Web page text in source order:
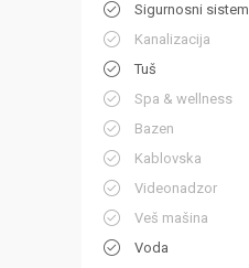
Sigurnosni sistem
Kanalizacija
Tuš
Spa & wellness
Bazen
Kablovska
Videonadzor
Veš mašina
Voda